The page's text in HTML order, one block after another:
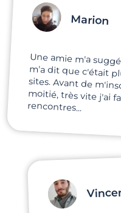
Marion
Une amie m'a
m'a dit que c'était
sites. Avant de
moitié, très vite
rencontres...